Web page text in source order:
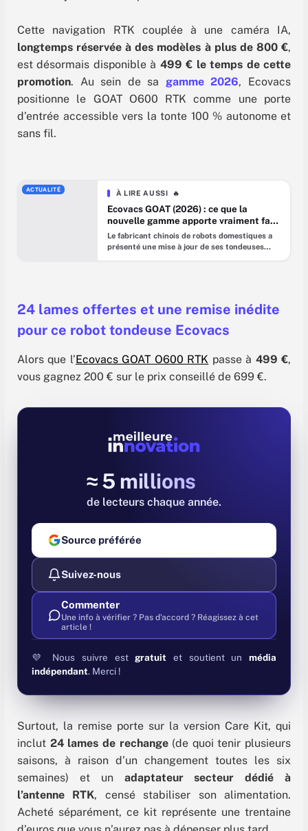
Cette navigation RTK couplée à une caméra IA,
longtemps réservée à des modèles à plus de 800 €,
est désormais disponible à 499 € le temps de cette
promotion. Au sein de sa gamme 2026, Ecovacs
positionne le GOAT O600 RTK comme une porte
d’entrée accessible vers la tonte 100 % autonome et
sans fil.
ACTUALITÉ À LIRE AUSSI 🔥
Ecovacs GOAT (2026) : ce que la
nouvelle gamme apporte vraiment face
à la concurrence
Le fabricant chinois de robots domestiques a
présenté une mise à jour de ses tondeuses
réduire les interventions manuelles… Vous
possédez un
24 lames offertes et une remise inédite
pour ce robot tondeuse Ecovacs
Alors que l’Ecovacs GOAT O600 RTK passe à 499 €,
vous gagnez 200 € sur le prix conseillé de 699 €.
≈ 5 millions
de lecteurs chaque année
Source préférée
Suivez-nous
Commenter
Une info à vérifier ? Pas d'accord ? Réagissez à cet
article !
💜 Nous suivre estgratuit et soutient unmédia
indépendant. Merci !
Surtout, la remise porte sur la version Care Kit, qui
inclut 24 lames de rechange(de quoi tenir plusieurs
saisons, à raison d’un changement toutes les six
semaines) et un adaptateur secteur dédié à
l’antenne RTK, censé stabiliser son alimentation.
Acheté séparément, ce kit représente une trentaine